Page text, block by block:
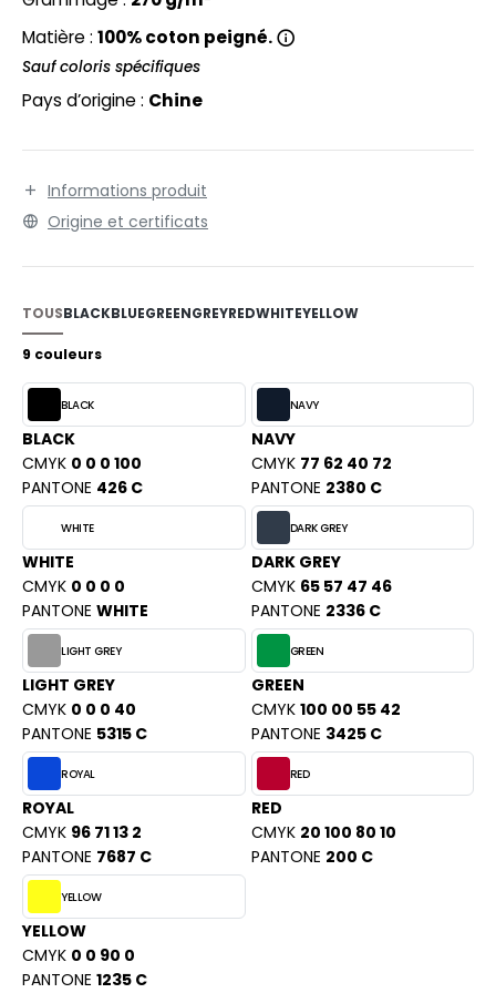
LABEL / TEAR AWAY
SHOPPING
VETEMENTS
SHIRT
SHIRT
PROFESSIONNELLE
- BLOUSON
ROW
OF THE LOOM
- BLANKS
COOL
HOODS
T'S
SERIE
Matière : 100% coton peigné.
Sauf coloris spécifiques
Pays d’origine : Chine
Informations produit
Origine et certificats
TOUSBLACKBLUEGREENGREYREDWHITEYELLOW
9 couleurs
BLACK
BLACK
CMYK 0 0 0 100
PANTONE 426 C
NAVY
NAVY
CMYK 77 62 40 72
PANTONE 2380 C
WHITE
WHITE
CMYK 0 0 0 0
PANTONE WHITE
DARK GREY
DARK GREY
CMYK 65 57 47 46
PANTONE 2336 C
LIGHT GREY
LIGHT GREY
CMYK 0 0 0 40
PANTONE 5315 C
GREEN
GREEN
CMYK 100 00 55 42
PANTONE 3425 C
ROYAL
ROYAL
CMYK 96 71 13 2
PANTONE 7687 C
RED
RED
CMYK 20 100 80 10
PANTONE 200 C
YELLOW
YELLOW
CMYK 0 0 90 0
PANTONE 1235 C